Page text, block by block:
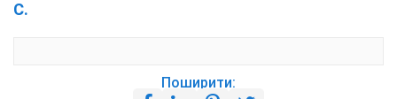
С.
Поширити: